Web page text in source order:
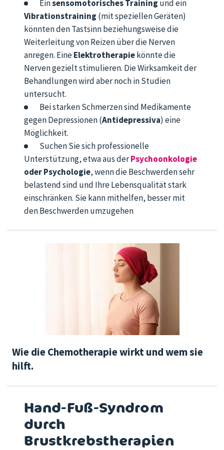
Einsensomotorisches Training und ein
Vibrationstraining (mit speziellen Geräten)
könntenden Tastsinn beziehungsweise die
Weiterleitung von Reizen über die Nerven
anregen. EineElektrotherapiekönnte die
Nerven gezielt stimulieren. Die Wirksamkeit der
Behandlungen wird aber noch in Studien
untersucht.
Bei starken Schmerzen sind Medikamente
gegen Depressionen (Antidepressiva) eine
Möglichkeit.
Suchen Sie sich professionelle
Unterstützung, etwa aus derPsychoonkologie
oder Psychologie, wenn die Beschwerden sehr
belastend sind und Ihre Lebensqualität stark
einschränken. Sie kann mithelfen, besser mit
den Beschwerden umzugehen
Wie die Chemotherapie wirkt und wem sie
hilft.
Hand-Fuß-Syndrom
durch
Brustkrebstherapien